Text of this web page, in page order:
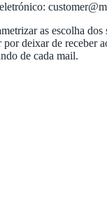
as escolha dos
por deixar de receber
de cada mail.